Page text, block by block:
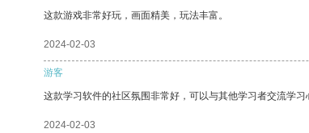
这款游戏非常好玩，画面精美，玩法丰富。
2024-02-03
游客
这款学习软件的社区氛围非常好，可以与其他学习者交流学习
2024-02-03